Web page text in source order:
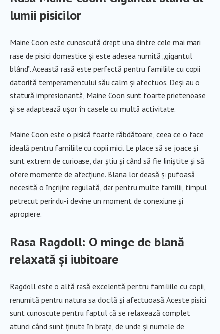
lumii pisicilor
Maine Coon este cunoscută drept una dintre cele mai mari
rase de pisici domestice și este adesea numită „gigantul
blând”. Această rasă este perfectă pentru familiile cu copii
datorită temperamentului său calm și afectuos. Deși au o
statură impresionantă, Maine Coon sunt foarte prietenoase
și se adaptează ușor în casele cu multă activitate.
Maine Coon este o pisică foarte răbdătoare, ceea ce o face
ideală pentru familiile cu copii mici. Le place să se joace și
sunt extrem de curioase, dar știu și când să fie liniștite și să
ofere momente de afecțiune. Blana lor deasă și pufoasă
necesită o îngrijire regulată, dar pentru multe familii, timpul
petrecut perindu-i devine un moment de conexiune și
apropiere.
Rasa Ragdoll: O minge de blană
relaxată și iubitoare
Ragdoll este o altă rasă excelentă pentru familiile cu copii,
renumită pentru natura sa docilă și afectuoasă. Aceste pisici
sunt cunoscute pentru faptul că se relaxează complet
atunci când sunt ținute în brațe, de unde și numele de